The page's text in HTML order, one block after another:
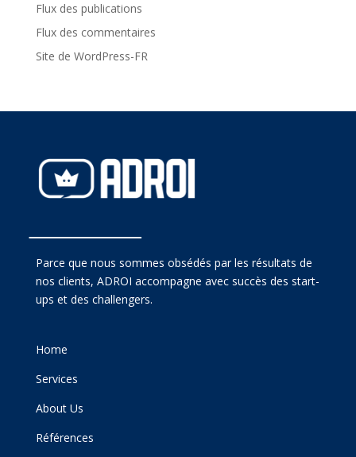
Flux des publications
Flux des commentaires
Site de WordPress-FR
Parce que nous sommes obsédés par les résultats de
nos clients, ADROI accompagne avec succès des start-
ups et des challengers.
Home
Services
About Us
Références